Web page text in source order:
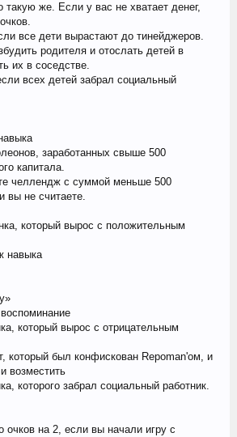
такую же. Если у вас не хватает денег,
все дети вырастают до тинейджеров.
родителя и отослать детей в
их в соседстве.
всех детей забрал социальный
заработанных свыше 500
капитала.
челлендж с суммой меньше 500
вы не считаете.
который вырос с положительным
навыка
который вырос с отрицательным
который был конфискован Repoman'ом, и
возместить
которого забрал социальный работник.
очков на 2, если вы начали игру с